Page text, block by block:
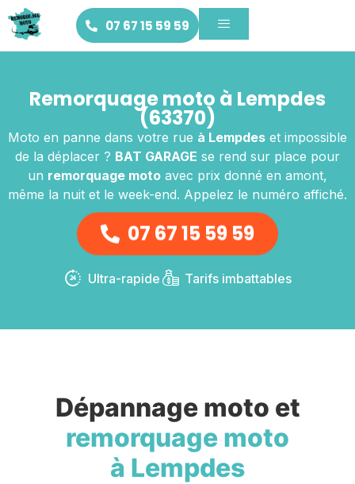
07 67 15 59 59
Remorquage moto à Lempdes
(63370)
Moto en panne dans votre rue à Lempdes et impossible
de la déplacer ? BAT GARAGE se rend sur place pour
un remorquage moto avec prix donné en amont,
même la nuit et le week-end. Appelez le numéro affiché.
07 67 15 59 59
Ultra-rapide Tarifs imbattables
Dépannage moto et
remorquage moto
à Lempdes